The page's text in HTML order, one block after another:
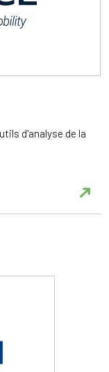
d'analyse de la